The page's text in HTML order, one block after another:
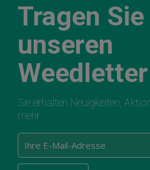
Tragen
unseren
Sie erhalten Neuigkeiten,
mehr.